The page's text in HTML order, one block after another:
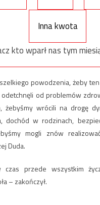
Inna kwota
kto wparł nas tym
powodzenia, żeby
od problemów
żebyśmy wrócili na drogę
dochód w rodzinach,
mogli znów
Duda.
czas przede wszystkim
– zakończył.